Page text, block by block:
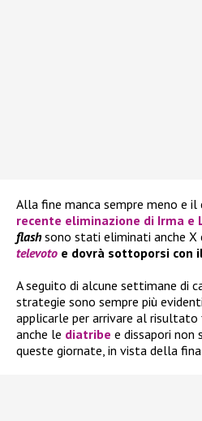
Alla fine manca sempre meno e il
recente eliminazione di Irma e
flashsono stati eliminati anche X
televoto e dovrà sottoporsi con
A seguito di alcune settimane di
strategie sono sempre più
applicarle per arrivare al risultato
anche le diatribe e dissapori non
queste giornate, in vista della